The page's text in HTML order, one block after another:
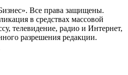
Все права защищены.
в средствах массовой
телевидение, радио и Интернет,
разрешения редакции.